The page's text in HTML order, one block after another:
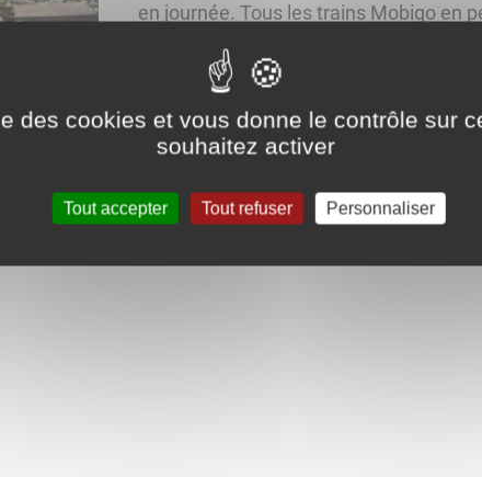
en journée. Tous les trains Mobigo en
circulent normalement.
Plan de transport de substitution par
Vous souhaitez adresser une
électronique suivante
des cookies et vous donne le contrôle sur
souhaitez activer
Tout accepter Tout refuser Personnaliser